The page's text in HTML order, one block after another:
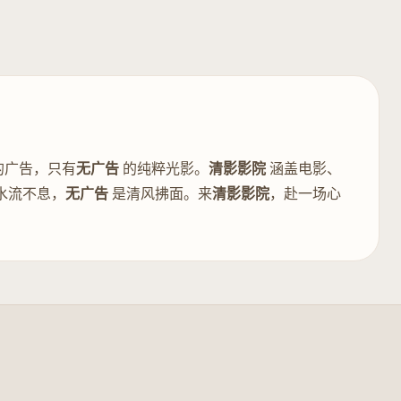
告，只有无广告 的纯粹光影。 清影影院 涵盖电影、
流不息， 无广告 是清风拂面。来清影影院，赴一场心